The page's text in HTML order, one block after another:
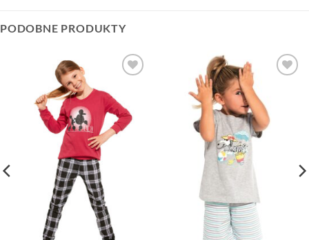
PODOBNE PRODUKTY